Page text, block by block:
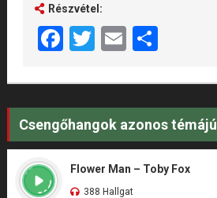
Részvétel:
Facebook
Twitter
EmailShare
Csengőhangok azonos témájú
Flower Man – Toby Fox
388 Hallgat